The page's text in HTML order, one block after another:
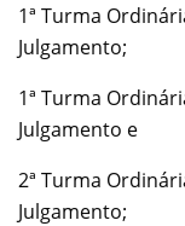
1ª Turma
Julgamento;
1ª Turma
Julgamento e
2ª Turma
Julgamento;